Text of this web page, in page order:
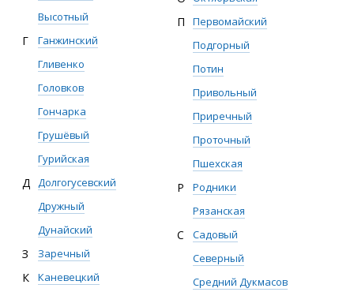
Высотный
Г
Ганжинский
Гливенко
Головков
Гончарка
Грушёвый
Гурийская
Д
Долгогусевский
Дружный
Дунайский
З Заречный
К
Каневецкий
П
Первомайский
Подгорный
Потин
Привольный
Приречный
Проточный
Пшехская
Р
Родники
Рязанская
С
Садовый
Северный
Средний Дукмасов